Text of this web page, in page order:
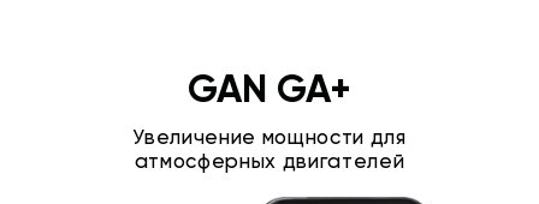
GAN GA+
Увеличение мощности для
атмосферных двигателей